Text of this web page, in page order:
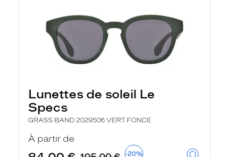
Lunettes de soleil Le
Specs
GRASS BAND 2029506 VERT FONCE
À partir de
-20%